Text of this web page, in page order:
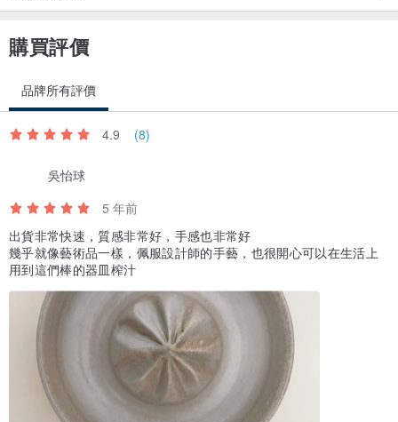
購買評價
品牌所有評價
4.9 (8)
吳怡球
5 年前
出貨非常快速，質感非常好，手感也非常好
幾乎就像藝術品一樣，佩服設計師的手藝，也很開心可以在生活上
用到這們棒的器皿榨汁